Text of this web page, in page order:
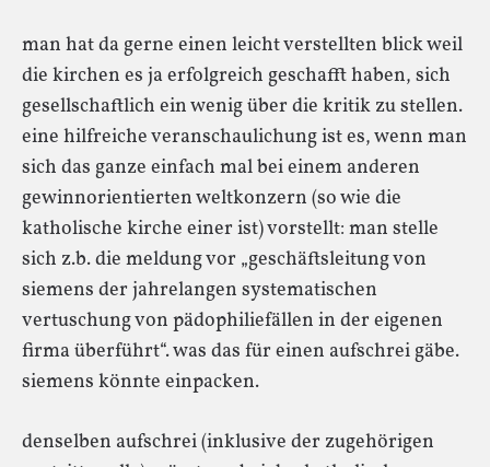
man hat da gerne einen leicht verstellten blick weil
die kirchen es ja erfolgreich geschafft haben, sich
gesellschaftlich ein wenig über die kritik zu stellen.
eine hilfreiche veranschaulichung ist es, wenn man
sich das ganze einfach mal bei einem anderen
gewinnorientierten weltkonzern (so wie die
katholische kirche einer ist) vorstellt: man stelle
sich z.b. die meldung vor „geschäftsleitung von
siemens der jahrelangen systematischen
vertuschung von pädophiliefällen in der eigenen
firma überführt“. was das für einen aufschrei gäbe.
siemens könnte einpacken.
denselben aufschrei (inklusive der zugehörigen